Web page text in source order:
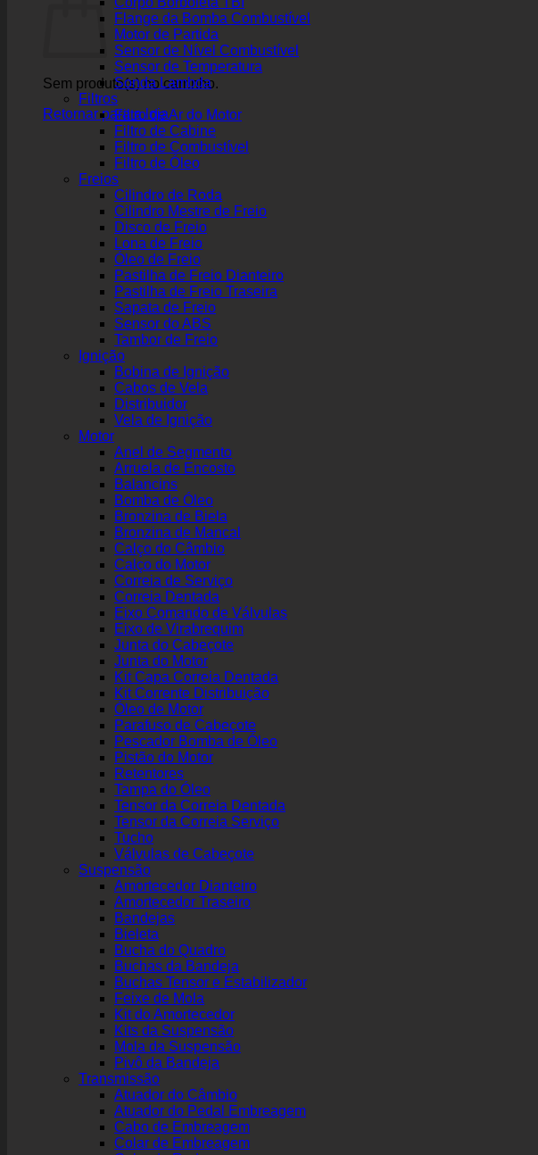
Sem produto(s) no carrinho.
Retornar para a loja
Flange da Bomba Combustível
Motor de Partida
Sensor de Nível Combustível
Sensor de Temperatura
Sonda Lambda
Filtros
Filtro de Ar do Motor
Filtro de Cabine
Filtro de Combustível
Filtro de Óleo
Freios
Cilindro de Roda
Cilindro Mestre de Freio
Disco de Freio
Lona de Freio
Óleo de Freio
Pastilha de Freio Dianteiro
Pastilha de Freio Traseira
Sapata de Freio
Sensor do ABS
Tambor de Freio
Ignição
Bobina de Ignição
Cabos de Vela
Distribuidor
Vela de Ignição
Motor
Anel de Segmento
Arruela de Encosto
Balancins
Bomba de Óleo
Bronzina de Biela
Bronzina de Mancal
Calço do Câmbio
Calço do Motor
Correia de Serviço
Correia Dentada
Eixo Comando de Válvulas
Eixo de Virabrequim
Junta do Cabeçote
Junta do Motor
Kit Capa Correia Dentada
Kit Corrente Distribuição
Óleo de Motor
Parafuso de Cabeçote
Pescador Bomba de Óleo
Pistão do Motor
Retentores
Tampa do Óleo
Tensor da Correia Dentada
Tensor da Correia Serviço
Tucho
Válvulas de Cabeçote
Suspensão
Amortecedor Dianteiro
Amortecedor Traseiro
Bandejas
Bieleta
Bucha do Quadro
Buchas da Bandeja
Buchas Tensor e Estabilizador
Feixe de Mola
Kit do Amortecedor
Kits da Suspensão
Mola da Suspensão
Pivô da Bandeja
Transmissão
Atuador do Câmbio
Atuador do Pedal Embreagem
Cabo de Embreagem
Colar de Embreagem